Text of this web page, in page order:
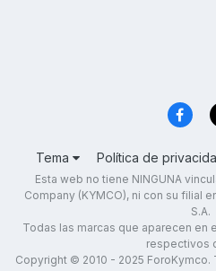
Tema Política de
Esta web no tiene NINGUNA
Company (KYMCO), ni con su filial
S.A.
Todas las marcas que aparecen
respectivos
Copyright © 2010 - 2025